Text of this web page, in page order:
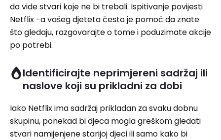
da vide stvari koje ne bi trebali. Ispitivanje povijesti
Netflix -a vašeg djeteta često je pomoć da znate
što gledaju, razgovarajte o tome i poduzimate akcije
po potrebi.
Identificirajte neprimjereni sadržaj ili
naslove koji su prikladni za dobi
Iako Netflix ima sadržaj prikladan za svaku dobnu
skupinu, ponekad bi djeca mogla greškom gledati
stvari namijenjene starijoj djeci ili samo kako bi